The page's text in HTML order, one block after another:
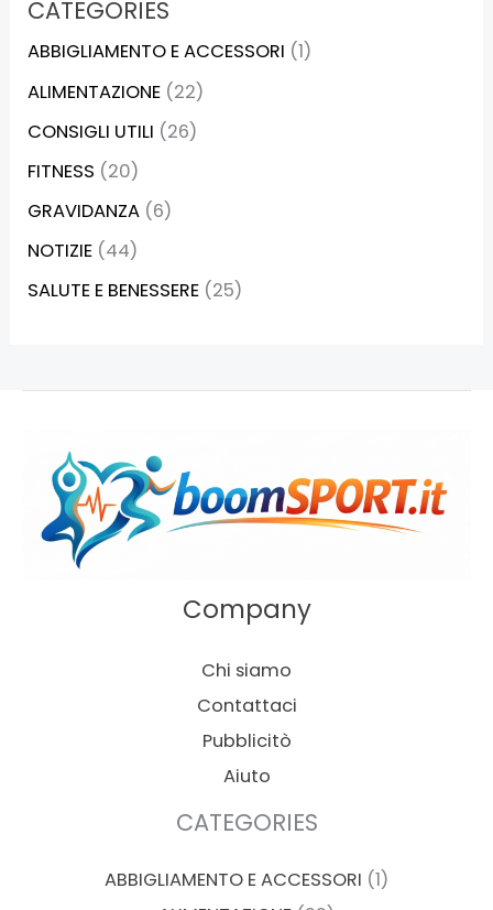
CATEGORIES
ABBIGLIAMENTO E ACCESSORI (1)
ALIMENTAZIONE (22)
CONSIGLI UTILI (26)
FITNESS (20)
GRAVIDANZA (6)
NOTIZIE (44)
SALUTE E BENESSERE (25)
Company
Chi siamo
Contattaci
Pubblicitò
Aiuto
CATEGORIES
ABBIGLIAMENTO E ACCESSORI (1)